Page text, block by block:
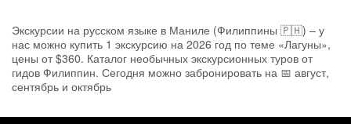
Экскурсии на русском языке в Маниле (Филиппины 🇵🇭) – у
нас можно купить 1 экскурсию на 2026 год по теме «Лагуны»,
цены от $360. Каталог необычных экскурсионных туров от
гидов Филиппин. Сегодня можно забронировать на 📅 август,
сентябрь и октябрь